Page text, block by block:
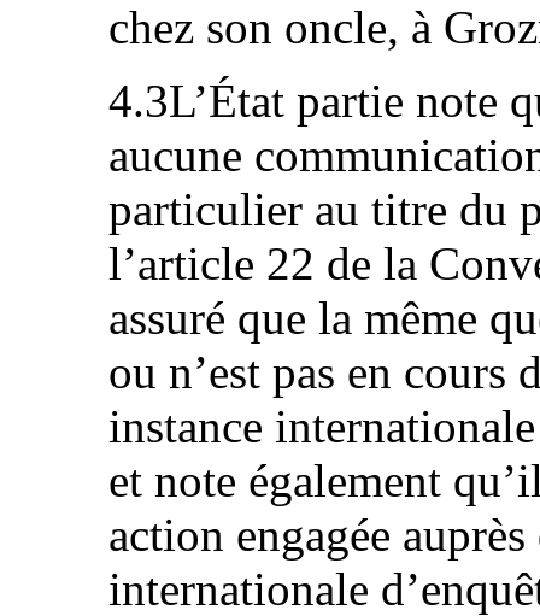
chez son oncle, à
4.3L’État partie note
aucune
particulier au titre du
l’article 22 de la
assuré que la même
ou n’est pas en cours
instance
et note également
action engagée
internationale